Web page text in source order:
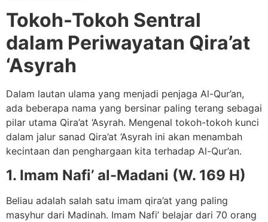
Tokoh-Tokoh Sentral
dalam Periwayatan Qira’at
‘Asyrah
Dalam lautan ulama yang menjadi penjaga Al-Qur’an,
ada beberapa nama yang bersinar paling terang sebagai
pilar utama Qira’at ‘Asyrah. Mengenal tokoh-tokoh kunci
dalam jalur sanad Qira’at ‘Asyrah ini akan menambah
kecintaan dan penghargaan kita terhadap Al-Qur’an.
1. Imam Nafi’ al-Madani (W. 169 H)
Beliau adalah salah satu imam qira’at yang paling
masyhur dari Madinah. Imam Nafi’ belajar dari 70 orang